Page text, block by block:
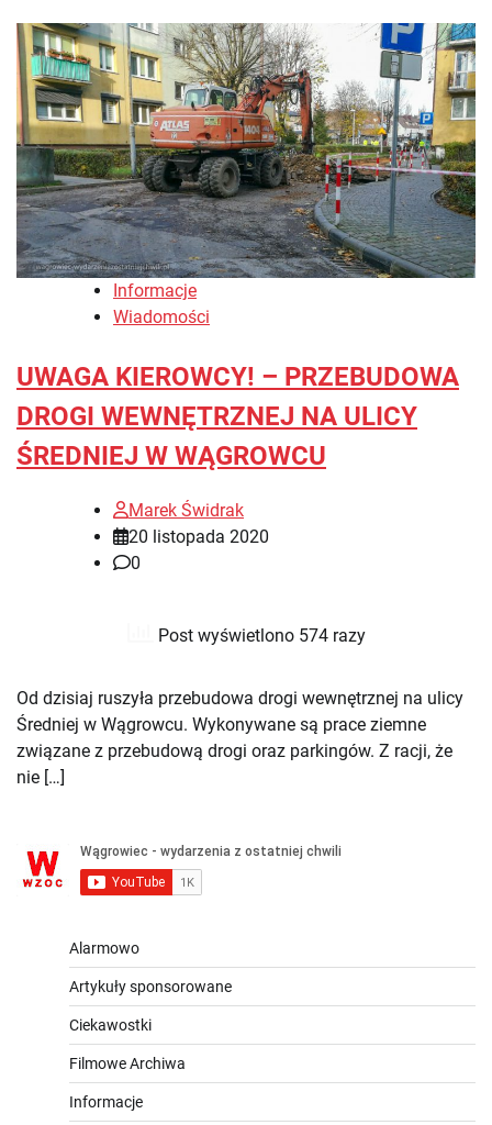
Informacje
Wiadomości
UWAGA KIEROWCY! – PRZEBUDOWA
DROGI WEWNĘTRZNEJ NA ULICY
ŚREDNIEJ W WĄGROWCU
Marek Świdrak
20 listopada 2020
0
Post wyświetlono 574 razy
Od dzisiaj ruszyła przebudowa drogi wewnętrznej na ulicy
Średniej w Wągrowcu. Wykonywane są prace ziemne
związane z przebudową drogi oraz parkingów. Z racji, że
nie […]
Alarmowo
Artykuły sponsorowane
Ciekawostki
Filmowe Archiwa
Informacje